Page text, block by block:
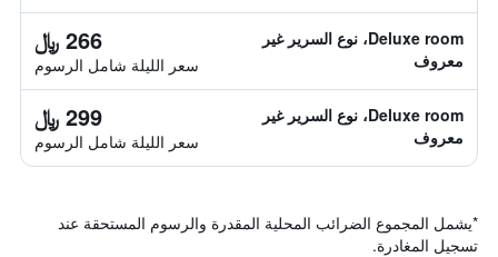
Deluxe room، نوع السرير غير
معروف
266 ﷼
سعر الليلة شامل الرسوم
Deluxe room، نوع السرير غير
معروف
299 ﷼
سعر الليلة شامل الرسوم
*يشمل المجموع الضرائب المحلية المقدرة والرسوم المستحقة عند
تسجيل المغادرة.